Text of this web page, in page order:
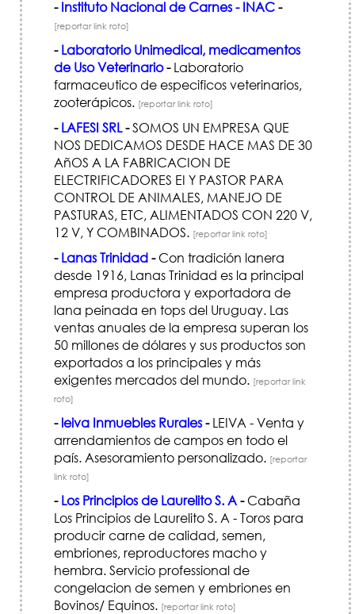
- Instituto Nacional de Carnes - INAC-
[reportar link roto]
- Laboratorio Unimedical, medicamentos
de Uso Veterinario-Laboratorio
farmaceutico de especificos veterinarios,
zooterápicos. [reportar link roto]
- LAFESI SRL-SOMOS UN EMPRESA QUE
NOS DEDICAMOS DESDE HACE MAS DE 30
AñOS A LA FABRICACION DE
ELECTRIFICADORES EI Y PASTOR PARA
CONTROL DE ANIMALES, MANEJO DE
PASTURAS, ETC, ALIMENTADOS CON 220 V,
12 V, Y COMBINADOS. [reportar link roto]
- Lanas Trinidad-Con tradición lanera
desde 1916, Lanas Trinidad es la principal
empresa productora y exportadora de
lana peinada en tops del Uruguay. Las
ventas anuales de la empresa superan los
50 millones de dólares y sus productos son
exportados a los principales y más
exigentes mercados del mundo. [reportar link
roto]
- leiva Inmuebles Rurales-LEIVA - Venta y
arrendamientos de campos en todo el
país. Asesoramiento personalizado. [reportar
link roto]
- Los Principios de Laurelito S. A-Cabaña
Los Principios de Laurelito S. A - Toros para
producir carne de calidad, semen,
embriones, reproductores macho y
hembra. Servicio professional de
congelacion de semen y embriones en
Bovinos/ Equinos. [reportar link roto]